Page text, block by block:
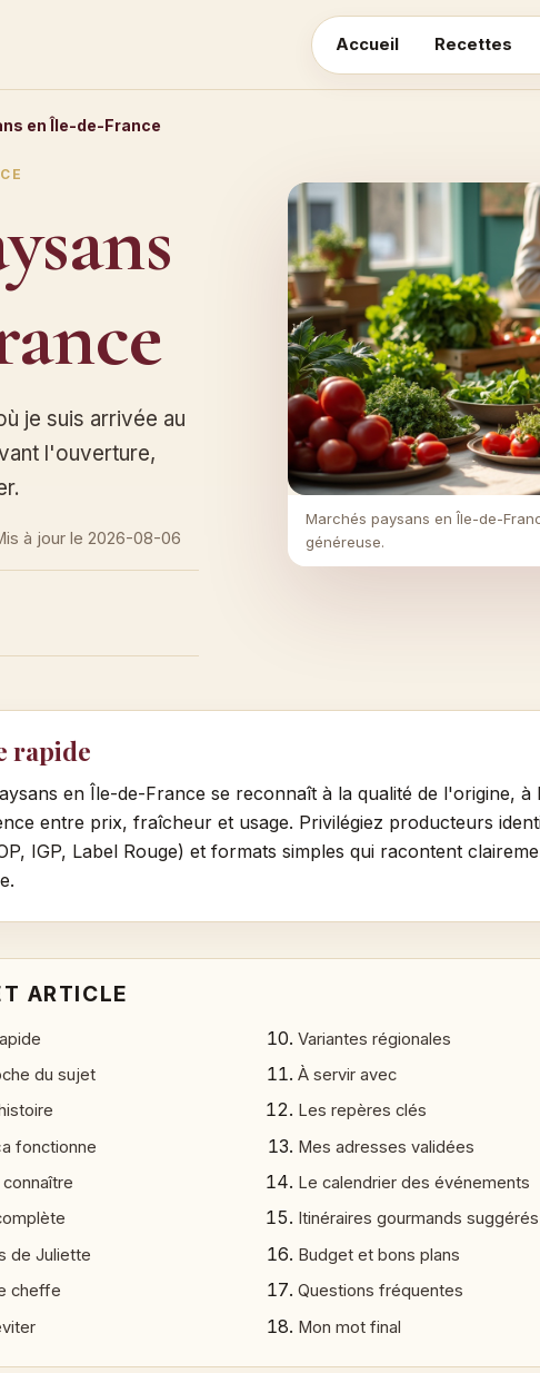
Accueil Recettes
en Île-de-France
je suis arrivée au
l'ouverture,
à jour le 2026-08-06
Marchés paysans en Île-de-
généreuse.
rapide
en Île-de-France se reconnaît à la qualité de l'origine, à
entre prix, fraîcheur et usage. Privilégiez producteurs
IGP, Label Rouge) et formats simples qui racontent
ARTICLE
du sujet
fonctionne
de Juliette
cheffe
Variantes régionales
À servir avec
Les repères clés
Mes adresses validées
Le calendrier des événements
Itinéraires gourmands suggérés
Budget et bons plans
Questions fréquentes
Mon mot final